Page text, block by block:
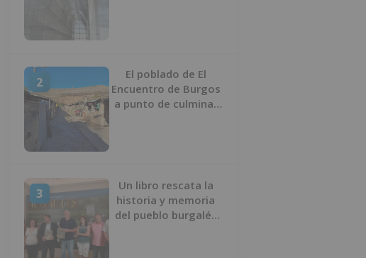
2
El poblado de El
Encuentro de Burgos
a punto de culminar
3
Un libro rescata la
historia y memoria
del pueblo burgalés